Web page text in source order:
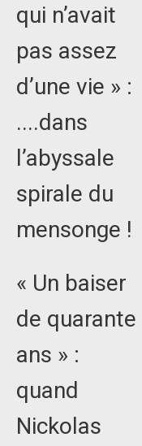
qui n’avait
pas assez
d’une vie » :
....dans
l’abyssale
spirale du
mensonge !
« Un baiser
de quarante
ans » :
quand
Nickolas